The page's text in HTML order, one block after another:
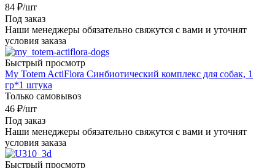
84 ₽/шт
Под заказ
Наши менеджеры обязательно свяжутся с вами и уточнят
условия заказа
Быстрый просмотр
My Totem ActiFlora Cинбиотический комплекс для собак, 1
гр*1 штука
Только самовывоз
46 ₽/шт
Под заказ
Наши менеджеры обязательно свяжутся с вами и уточнят
условия заказа
Быстрый просмотр